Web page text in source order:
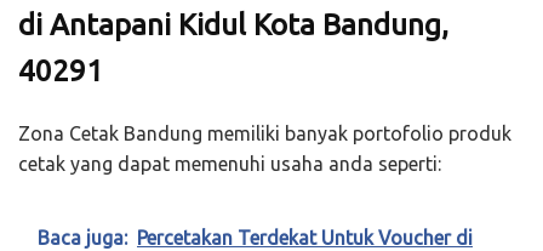
di Antapani Kidul Kota Bandung,
40291
Zona Cetak Bandung memiliki banyak portofolio produk
cetak yang dapat memenuhi usaha anda seperti:
Baca juga: Percetakan Terdekat Untuk Voucher di